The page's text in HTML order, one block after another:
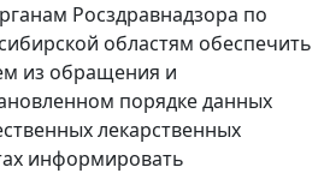
Росздравнадзора по
областям обеспечить
из обращения и
порядке данных
лекарственных
информировать